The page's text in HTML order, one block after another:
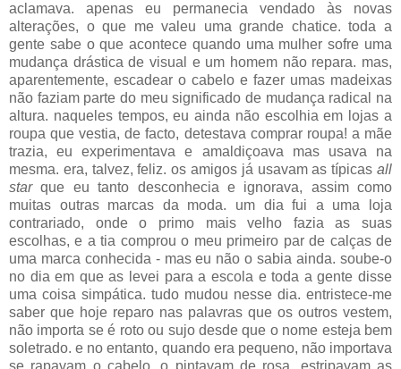
aclamava. apenas eu permanecia vendado às novas
alterações, o que me valeu uma grande chatice. toda a
gente sabe o que acontece quando uma mulher sofre uma
mudança drástica de visual e um homem não repara. mas,
aparentemente, escadear o cabelo e fazer umas madeixas
não faziam parte do meu significado de mudança radical na
altura. naqueles tempos, eu ainda não escolhia em lojas a
roupa que vestia, de facto, detestava comprar roupa! a mãe
trazia, eu experimentava e amaldiçoava mas usava na
mesma. era, talvez, feliz. os amigos já usavam as típicas all
starque eu tanto desconhecia e ignorava, assim como
muitas outras marcas da moda. um dia fui a uma loja
contrariado, onde o primo mais velho fazia as suas
escolhas, e a tia comprou o meu primeiro par de calças de
uma marca conhecida - mas eu não o sabia ainda. soube-o
no dia em que as levei para a escola e toda a gente disse
uma coisa simpática. tudo mudou nesse dia. entristece-me
saber que hoje reparo nas palavras que os outros vestem,
não importa se é roto ou sujo desde que o nome esteja bem
soletrado. e no entanto, quando era pequeno, não importava
se rapavam o cabelo, o pintavam de rosa, estripavam as